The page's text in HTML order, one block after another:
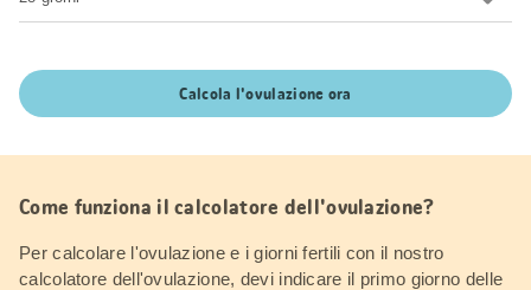
Calcola l'ovulazione ora
Come funziona il calcolatore dell'ovulazione?
Per calcolare l'ovulazione e i giorni fertili con il nostro
calcolatore dell'ovulazione, devi indicare il primo giorno delle